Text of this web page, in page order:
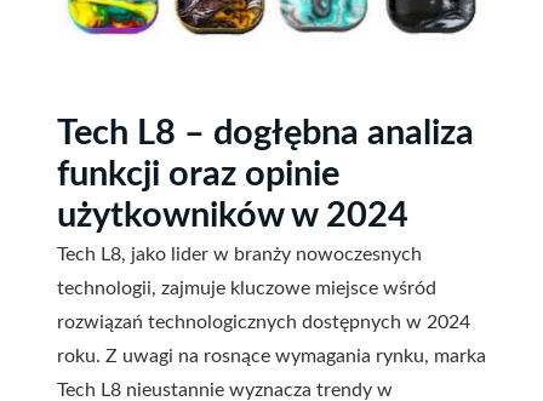
Tech L8 – dogłębna analiza
funkcji oraz opinie
użytkowników w 2024
Tech L8, jako lider w branży nowoczesnych
technologii, zajmuje kluczowe miejsce wśród
rozwiązań technologicznych dostępnych w 2024
roku. Z uwagi na rosnące wymagania rynku, marka
Tech L8 nieustannie wyznacza trendy w